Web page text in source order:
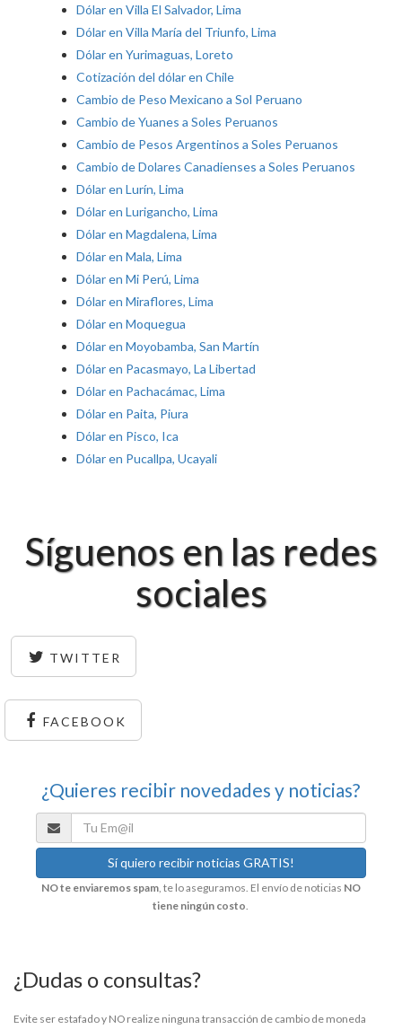
Dólar en Villa El Salvador, Lima
Dólar en Villa María del Triunfo, Lima
Dólar en Yurimaguas, Loreto
Cotización del dólar en Chile
Cambio de Peso Mexicano a Sol Peruano
Cambio de Yuanes a Soles Peruanos
Cambio de Pesos Argentinos a Soles Peruanos
Cambio de Dolares Canadienses a Soles Peruanos
Dólar en Lurín, Lima
Dólar en Lurigancho, Lima
Dólar en Magdalena, Lima
Dólar en Mala, Lima
Dólar en Mi Perú, Lima
Dólar en Miraflores, Lima
Dólar en Moquegua
Dólar en Moyobamba, San Martín
Dólar en Pacasmayo, La Libertad
Dólar en Pachacámac, Lima
Dólar en Paita, Piura
Dólar en Pisco, Ica
Dólar en Pucallpa, Ucayali
Síguenos en las redes
sociales
TWITTER
FACEBOOK
¿Quieres recibir novedades y noticias?
NO te enviaremos spam, te lo aseguramos. El envío de noticias NO
tiene ningún costo
¿Dudas o consultas?
Evite ser estafado y NO realize ninguna transacción de cambio de moneda